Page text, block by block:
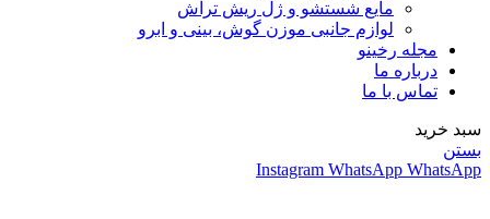
مایع شستشو و ژل ریش تراش
لوازم جانبی موزن گوش، بینی و ابرو
مجله رخینو
درباره ما
تماس با ما
سبد خرید
بستن
Instagram WhatsApp WhatsApp